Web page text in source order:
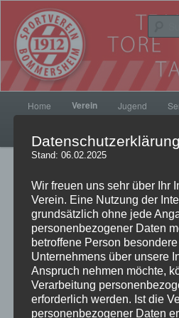
Inhalt
wechseln
SV Bommersheim
Home Verein Jugend
SVB Fanshop
Geschützt:
Dieser Inhalt ist passwortgeschützt.
ein, um ihn anzeigen zu können.
Datenschutzerklärung
Stand: 06.02.2025
Wir freuen uns sehr über Ihr
Verein. Eine Nutzung der
grundsätzlich ohne jede
personenbezogener Daten
betroffene Person
Unternehmens über unsere
Anspruch nehmen möchte,
Verarbeitung
erforderlich werden. Ist die
personenbezogener Daten